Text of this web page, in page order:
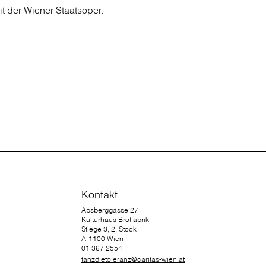
der Wiener Staatsoper.
Kontakt
Absberggasse 27
Kulturhaus Brotfabrik
Stiege 3, 2. Stock
A-1100 Wien
01 367 2554
tanzdietoleranz@caritas-wien.at